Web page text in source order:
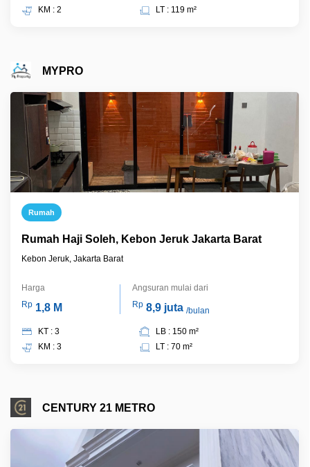
KM : 2
LT : 119 m²
MYPRO
Rumah
Rumah Haji Soleh, Kebon Jeruk Jakarta Barat
Kebon Jeruk, Jakarta Barat
Harga
Rp 1,8 M
Angsuran mulai dari
Rp 8,9 juta /bulan
KT : 3
KM : 3
LB : 150 m²
LT : 70 m²
CENTURY 21 METRO